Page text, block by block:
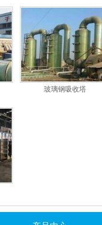
玻璃钢吸收塔